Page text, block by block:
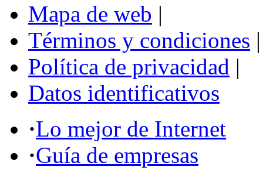
Mapa de web |
Términos y condiciones |
Política de privacidad |
Datos identificativos
·Lo mejor de Internet
·Guía de empresas